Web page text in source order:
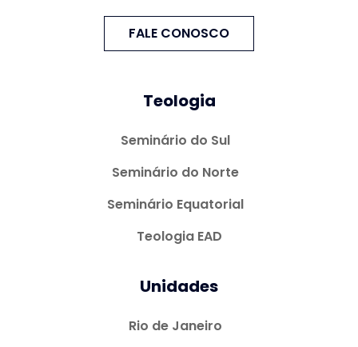
FALE CONOSCO
Teologia
Seminário do Sul
Seminário do Norte
Seminário Equatorial
Teologia EAD
Unidades
Rio de Janeiro